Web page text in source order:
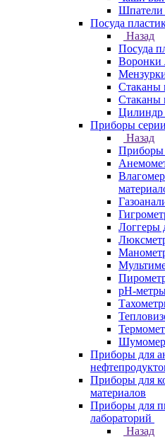
Шпатели
Посуда
Назад
Посуда
Воронки
Стаканы
Стаканы
Цилиндр
Приборы
Назад
Приборы
Логгеры
pH-
Приборы для
Приборы для
материалов
Приборы для
лабораторий
Назад